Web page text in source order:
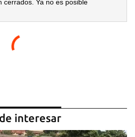
cerrados. Ya no es posible
interesar